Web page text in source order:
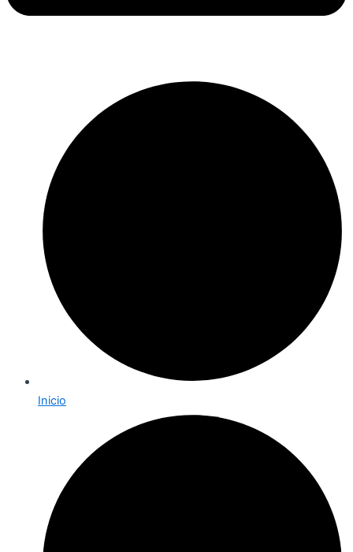
Inicio